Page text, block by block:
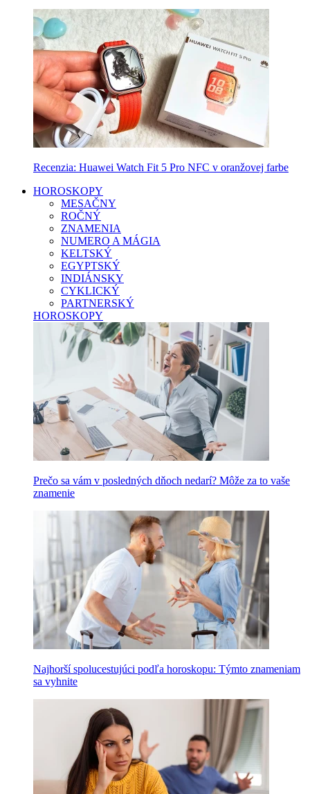
Recenzia: Huawei Watch Fit 5 Pro NFC v oranžovej farbe
HOROSKOPY
MESAČNY
ROČNÝ
ZNAMENIA
NUMERO A MÁGIA
KELTSKÝ
EGYPTSKÝ
INDIÁNSKY
CYKLICKÝ
PARTNERSKÝ
HOROSKOPY
Prečo sa vám v posledných dňoch nedarí? Môže za to vaše
znamenie
Najhorší spolucestujúci podľa horoskopu: Týmto znameniam
sa vyhnite